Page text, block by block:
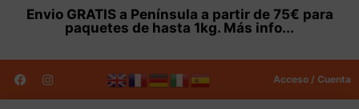
Envio GRATISa Península a partir de 75€ para
paquetes de hasta 1kg. Más info...
Acceso / Cuenta